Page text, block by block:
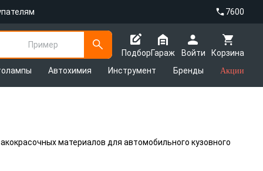
7600
Пример
Подбор
Корзина
Гараж
Войти
Автохимия Инструмент Бренды Акции
материалов для автомобильного кузовного